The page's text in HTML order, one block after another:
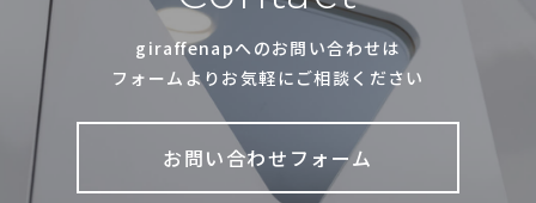
giraffenapへのお問い合わせは
フォームよりお気軽にご相談ください
お問い合わせフォーム